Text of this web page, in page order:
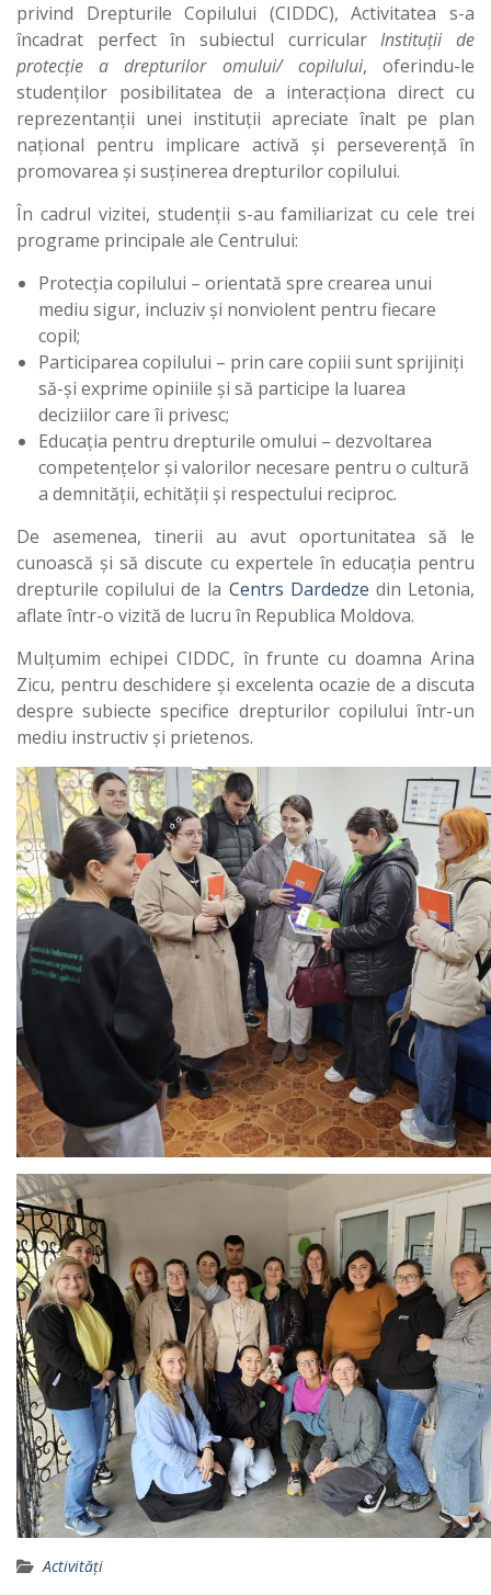
privind Drepturile Copilului (CIDDC), Activitatea s-a
încadrat perfect în subiectul curricularInstituții de
protecție a drepturilor omului/ copilului, oferindu-le
studenților posibilitatea de a interacționa direct cu
reprezentanții unei instituții apreciate înalt pe plan
național pentru implicare activă și perseverență în
promovarea și susținerea drepturilor copilului.
În cadrul vizitei, studenții s-au familiarizat cu cele trei
programe principale ale Centrului:
Protecția copilului – orientată spre crearea unui
mediu sigur, incluziv și nonviolent pentru fiecare
copil;
Participarea copilului – prin care copiii sunt sprijiniți
să-și exprime opiniile și să participe la luarea
deciziilor care îi privesc;
Educația pentru drepturile omului – dezvoltarea
competențelor și valorilor necesare pentru o cultură
a demnității, echității și respectului reciproc.
De asemenea, tinerii au avut oportunitatea să le
cunoască și să discute cu expertele în educația pentru
drepturile copilului de la Centrs Dardedze din Letonia,
aflate într-o vizită de lucru în Republica Moldova.
Mulțumim echipei CIDDC, în frunte cu doamna Arina
Zicu, pentru deschidere și excelenta ocazie de a discuta
despre subiecte specifice drepturilor copilului într-un
mediu instructiv și prietenos.
Activități